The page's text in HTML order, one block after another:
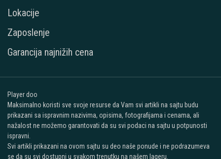
Lokacije
Zaposlenje
Garancija najnižih cena
Player doo
Maksimalno koristi sve svoje resurse da Vam svi artikli na sajtu budu
prikazani sa ispravnim nazivima, opisima, fotografijama i cenama, ali
nažalost ne možemo garantovati da su svi podaci na sajtu u potpunosti
ispravni.
Svi artikli prikazani na ovom sajtu su deo naše ponude i ne podrazumeva
se da su svi dostupni u svakom trenutku na našem lageru.